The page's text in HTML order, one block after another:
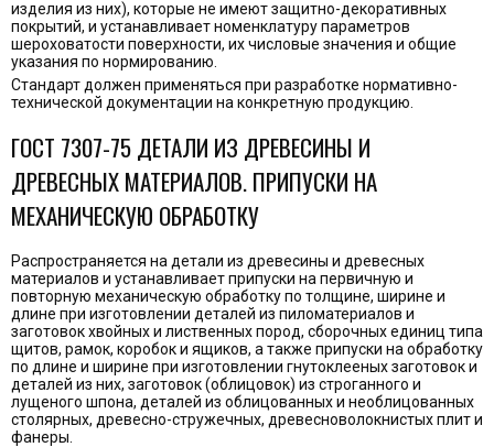
изделия из них), которые не имеют защитно-декоративных
покрытий, и устанавливает номенклатуру параметров
шероховатости поверхности, их числовые значения и общие
указания по нормированию.
Стандарт должен применяться при разработке нормативно-
технической документации на конкретную продукцию.
ГОСТ 7307-75 ДЕТАЛИ ИЗ ДРЕВЕСИНЫ И
ДРЕВЕСНЫХ МАТЕРИАЛОВ. ПРИПУСКИ НА
МЕХАНИЧЕСКУЮ ОБРАБОТКУ
Распространяется на детали из древесины и древесных
материалов и устанавливает припуски на первичную и
повторную механическую обработку по толщине, ширине и
длине при изготовлении деталей из пиломатериалов и
заготовок хвойных и лиственных пород, сборочных единиц типа
щитов, рамок, коробок и ящиков, а также припуски на обработку
по длине и ширине при изготовлении гнутоклееных заготовок и
деталей из них, заготовок (облицовок) из строганного и
лущеного шпона, деталей из облицованных и необлицованных
столярных, древесно-стружечных, древесноволокнистых плит и
фанеры.